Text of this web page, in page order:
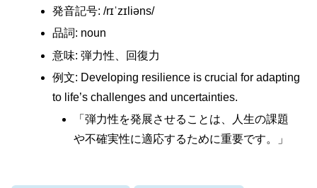
発音記号: /rɪˈzɪliəns/
品詞: noun
意味: 弾力性、回復力
例文: Developing resilience is crucial for adapting
to life’s challenges and uncertainties.
「弾力性を発展させることは、人生の課題
や不確実性に適応するために重要です。」